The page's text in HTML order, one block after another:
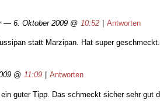
— 6. Oktober 2009 @ 10:52 | Antworten
statt Marzipan. Hat super
@ 11:09 Antworten
guter Tipp. Das schmeckt sicher sehr gut